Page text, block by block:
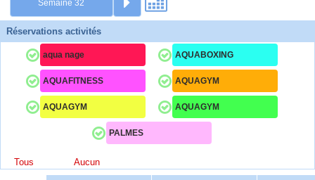
Réservations activités
aqua nage AQUABOXING
AQUAFITNESS AQUAGYM
AQUAGYM AQUAGYM
PALMES
Tous Aucun